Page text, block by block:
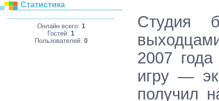
Статистика
Онлайн всего: 1
Гостей: 1
Пользователей: 0
Студия
2007
игру —
получил